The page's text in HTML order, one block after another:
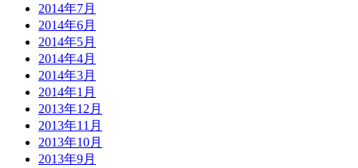
2014年7月
2014年6月
2014年5月
2014年4月
2014年3月
2014年1月
2013年12月
2013年11月
2013年10月
2013年9月